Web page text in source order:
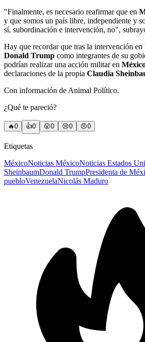
"Finalmente, es necesario reafirmar que en
y que somos un país libre, independiente y
sí, subordinación e intervención, no",
Hay que recordar que tras la intervención en
Donald Trump como integrantes de su
podrían realizar una acción militar en
declaraciones de la propia Claudia
Con información de Animal Político.
¿Qué te pareció?
🔥0 👍0 😲0 😢0 😠0
Etiquetas
MéxicoNoticias MéxicoNoticias Estados
SheinbaumDonald TrumpPresidenta de
puebloVenezuelaNicolás Maduro